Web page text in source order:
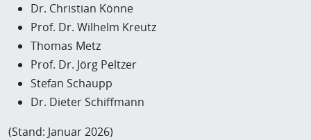
Dr. Christian Könne
Prof. Dr. Wilhelm Kreutz
Thomas Metz
Prof. Dr. Jörg Peltzer
Stefan Schaupp
Dr. Dieter Schiffmann
(Stand: Januar 2026)